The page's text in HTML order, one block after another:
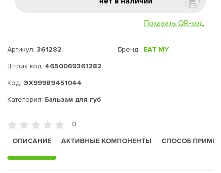
Показать QR-код
Артикул: 361282
Штрих код: 4650069361282
Код: ЭХ99989451044
Бренд: EAT MY
Категория: Бальзам для губ
0
ОПИСАНИЕ
АКТИВНЫЕ КОМПОНЕНТЫ СПОСОБ